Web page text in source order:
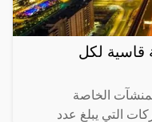
قاسية لكل
الخاصة
التي يبلغ عدد